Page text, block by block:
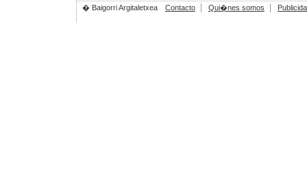
� Baigorri Argitaletxea
Contacto Qui�nes somos